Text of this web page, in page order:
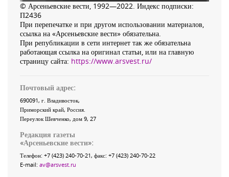
© Арсеньевские вести, 1992—2022. Индекс подписки:
П2436
При перепечатке и при другом использовании материалов,
ссылка на «Арсеньевские вести» обязательна.
При републикации в сети интернет так же обязательна
работающая ссылка на оригинал статьи, или на главную
страницу сайта: https://www.arsvest.ru/
Почтовый адрес:
690091, г. Владивосток,
Приморский край, Россия
Переулок Шевченко, дом 9, 27
Редакция газеты
«Арсеньевские вести»:
Телефон: +7 (423) 240-70-21, факс: +7 (423) 240-70-22
E-mail: av@arsvest.ru